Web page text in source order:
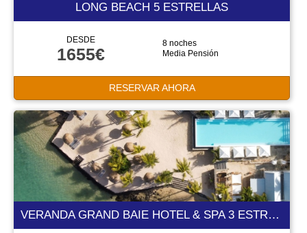
LONG BEACH 5 ESTRELLAS
DESDE
1655€
8 noches
Media Pensión
RESERVAR AHORA
VERANDA GRAND BAIE HOTEL & SPA 3 ESTRELLAS